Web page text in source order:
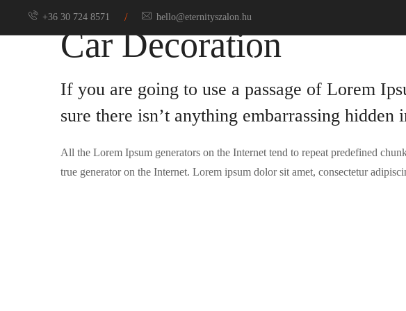
+36 30 724 8571 / hello@eternityszalon.hu
Menyasszonyi ruha
Car Decoration
If you are going to use a passage of Lorem
sure there isn’t anything embarrassing
All the Lorem Ipsum generators on the Internet tend to repeat predefined
true generator on the Internet. Lorem ipsum dolor sit amet, consectetur